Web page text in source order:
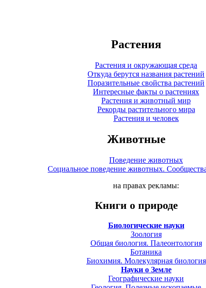
Растения
Растения и окружающая среда
Откуда берутся названия растений
Поразительные свойства растений
Интересные факты о растениях
Растения и животный мир
Рекорды растительного мира
Растения и человек
Животные
Поведение животных
Социальное поведение животных.
на правах рекламы:
Книги о природе
Биологические науки
Зоология
Общая биология. Палеонтология
Ботаника
Биохимия. Молекулярная биология
Науки о Земле
Географические науки